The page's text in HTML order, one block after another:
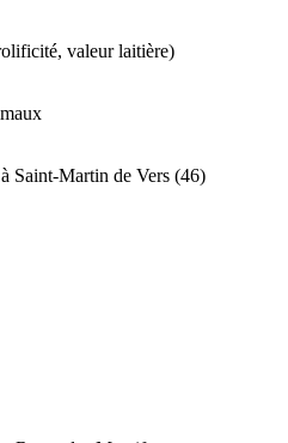
valeur laitière)
Saint-Martin de Vers (46)